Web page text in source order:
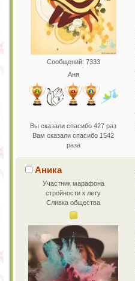
Сообщений: 7333
Аня
Вы сказали спасибо 427 раз
Вам сказали спасибо 1542
раза
Аника
Участник марафона
стройности к лету
Сливка общества